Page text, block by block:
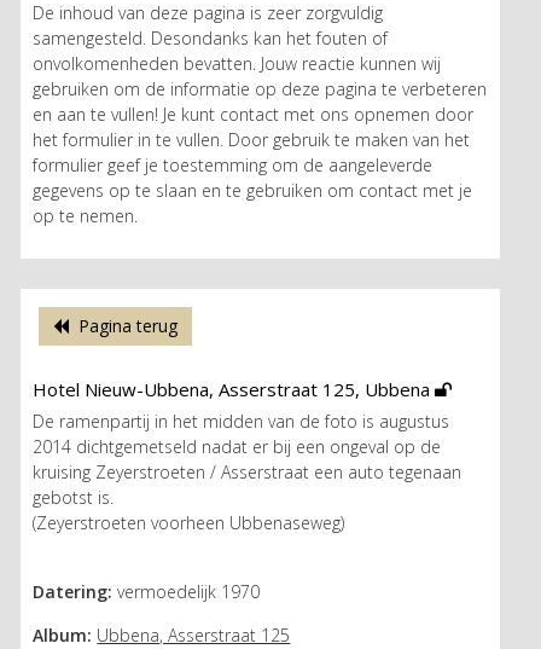
De inhoud van deze pagina is zeer zorgvuldig
samengesteld. Desondanks kan het fouten of
onvolkomenheden bevatten. Jouw reactie kunnen wij
gebruiken om de informatie op deze pagina te verbeteren
en aan te vullen! Je kunt contact met ons opnemen door
het formulier in te vullen. Door gebruik te maken van het
formulier geef je toestemming om de aangeleverde
gegevens op te slaan en te gebruiken om contact met je
op te nemen.
Pagina terug
Hotel Nieuw-Ubbena, Asserstraat 125, Ubbena
De ramenpartij in het midden van de foto is augustus
2014 dichtgemetseld nadat er bij een ongeval op de
kruising Zeyerstroeten / Asserstraat een auto tegenaan
gebotst is.
(Zeyerstroeten voorheen Ubbenaseweg)
Datering: vermoedelijk 1970
Album: Ubbena, Asserstraat 125